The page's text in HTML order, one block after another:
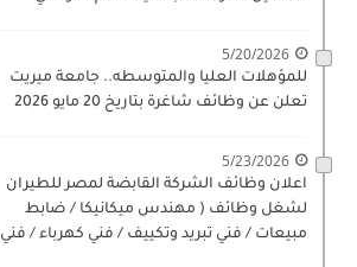
والتقديم حتي 17 يونيو 2026
5/20/2026
للمؤهلات العليا والمتوسطه.. جامعة ميريت
تعلن عن وظائف شاغرة بتاريخ 20 مايو 2026
5/23/2026
اعلان وظائف الشركة القابضة لمصر للطيران
لشغل وظائف ( مهندس ميكانيكا / ضابط
مبيعات / فني تبريد وتكييف / فني كهرباء / فني